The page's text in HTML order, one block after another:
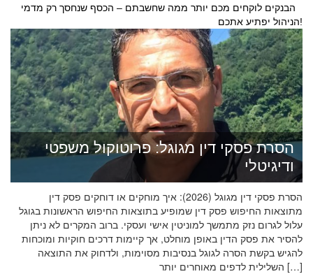
הבנקים לוקחים מכם יותר ממה שחשבתם – הכסף שנחסך רק מדמי
הניהול יפתיע אתכם!
הסרת פסקי דין מגוגל: פרוטוקול משפטי
ודיגיטלי
הסרת פסקי דין מגוגל (2026): איך מוחקים או דוחקים פסק דין
מתוצאות החיפוש פסק דין שמופיע בתוצאות החיפוש הראשונות בגוגל
עלול לגרום נזק מתמשך למוניטין אישי ועסקי. ברוב המקרים לא ניתן
להסיר את פסק הדין באופן מוחלט, אך קיימות דרכים חוקיות ומוכחות
להגיש בקשת הסרה לגוגל בנסיבות מסוימות, ולדחוק את התוצאה
השלילית לדפים מאוחרים יותר […]